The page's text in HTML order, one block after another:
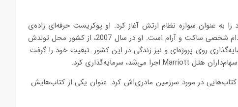
را به عنوان سواره نظام ارتش آغاز کرد. او پوکریست حرفه‌ای زاده‌ی
آمریکاست که در کشور نِویس اقامت دارد. برخلاف برادرش، آدام شخصی ساکت و آرام است. او در سال 2007، از کشور محل تولدش
روی پروژه‌ای و نیز زندگی در این کشور. تبعیت خود را گرفت.
در مورد سرزمین مادری‌اش کرد. عنوان یکی از کتاب‌هایش